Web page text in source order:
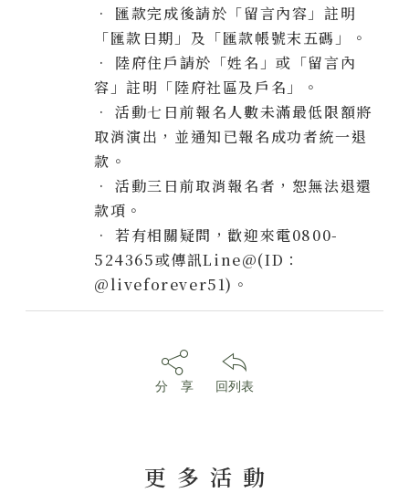
• 匯款完成後請於「留言內容」註明
「匯款日期」及「匯款帳號末五碼」。
• 陸府住戶請於「姓名」或「留言內
容」註明「陸府社區及戶名」。
• 活動七日前報名人數未滿最低限額將
取消演出，並通知已報名成功者統一退
款。
• 活動三日前取消報名者，恕無法退還
款項。
• 若有相關疑問，歡迎來電0800-
524365或傳訊Line@(ID：
@liveforever51)。
分 享 回列表
更多活動